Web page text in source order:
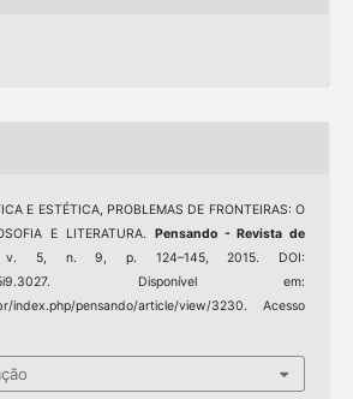
E ESTÉTICA, PROBLEMAS DE FRONTEIRAS: O
E LITERATURA. Pensando - Revista de
5, n. 9, p. 124–145, 2015. DOI:
Disponível em:
index.php/pensando/article/view/3230. Acesso